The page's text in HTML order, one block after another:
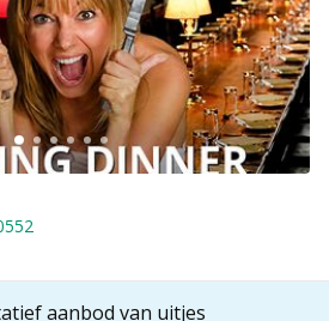
aanbod van uitjes